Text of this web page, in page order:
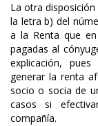
La otra
la letra b) del
a la Renta que
pagadas al
explicación,
generar la renta
socio o socia de
casos si
compañía.